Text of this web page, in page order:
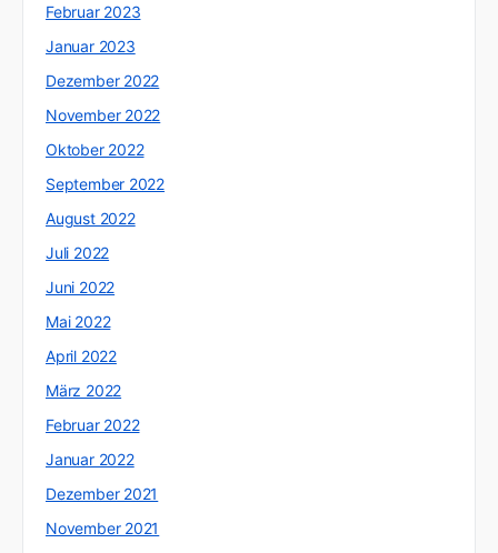
Februar 2023
Januar 2023
Dezember 2022
November 2022
Oktober 2022
September 2022
August 2022
Juli 2022
Juni 2022
Mai 2022
April 2022
März 2022
Februar 2022
Januar 2022
Dezember 2021
November 2021